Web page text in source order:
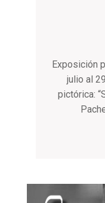
Exposición
julio al
pictórica: